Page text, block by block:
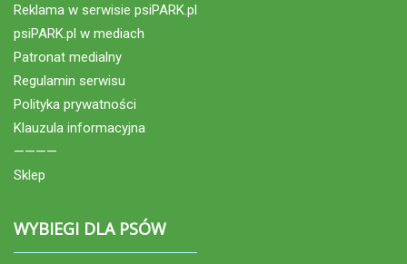
Reklama w serwisie psiPARK.pl
psiPARK.pl w mediach
Patronat medialny
Regulamin serwisu
Polityka prywatności
Klauzula informacyjna
————
Sklep
WYBIEGI DLA PSÓW